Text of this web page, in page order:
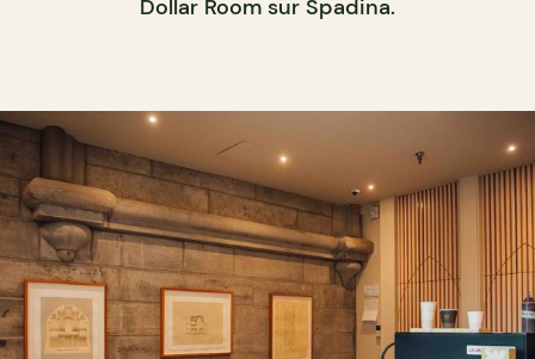
Dollar Room sur Spadina.